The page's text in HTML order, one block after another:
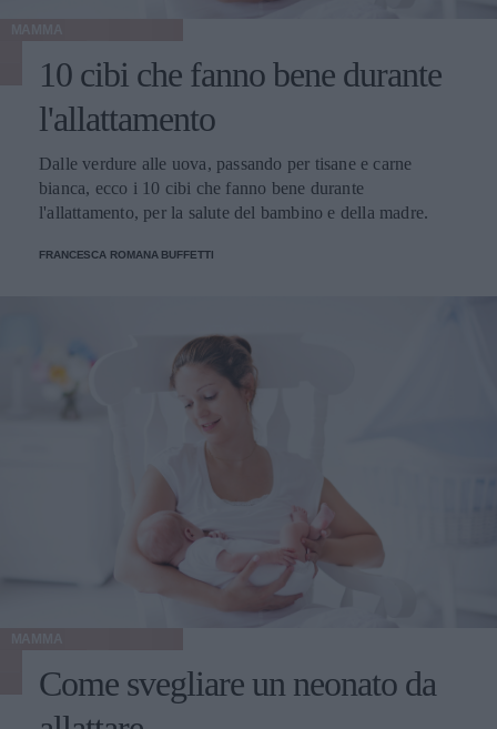
10 cibi che fanno bene durante
l'allattamento
Dalle verdure alle uova, passando per tisane e carne
bianca, ecco i 10 cibi che fanno bene durante
l'allattamento, per la salute del bambino e della madre.
FRANCESCA ROMANA BUFFETTI
Come svegliare un neonato da